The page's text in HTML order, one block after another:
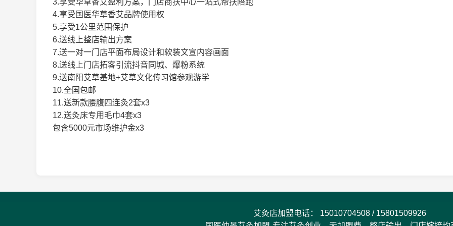
3.享受华草香艾盈利方案，门店商扶中心一站式帮扶陪跑
4.享受国医华草香艾品牌使用权
5.享受1公里范围保护
6.送线上整店输出方案
7.送一对一门店平面布局设计和软装文宣内容画面
8.送线上门店拓客引流抖音同城、爆粉系统
9.送南阳艾草基地+艾草文化传习馆参观游学
10.全国包邮
11.送新款腰腹四连灸2套x3
12.送灸床专用毛巾4套x3
包含5000元市场维护金x3
艾灸店加盟电话： 15010704508 / 15801509926